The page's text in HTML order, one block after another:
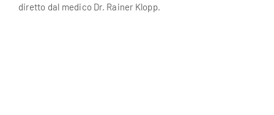
diretto dal medico Dr. Rainer Klopp.